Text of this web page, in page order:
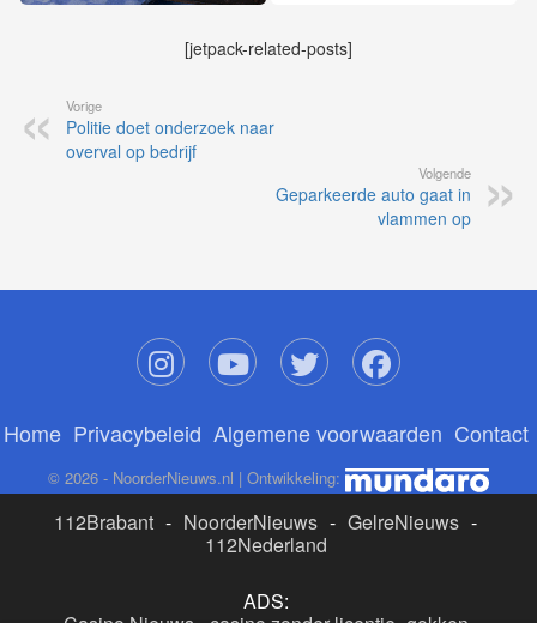
[jetpack-related-posts]
Vorige
Politie doet onderzoek naar
overval op bedrijf
Volgende
Geparkeerde auto gaat in
vlammen op
Home Privacybeleid Algemene voorwaarden Contact
© 2026 - NoorderNieuws.nl | Ontwikkeling:
112Brabant - NoorderNieuws - GelreNieuws -
112Nederland
ADS: